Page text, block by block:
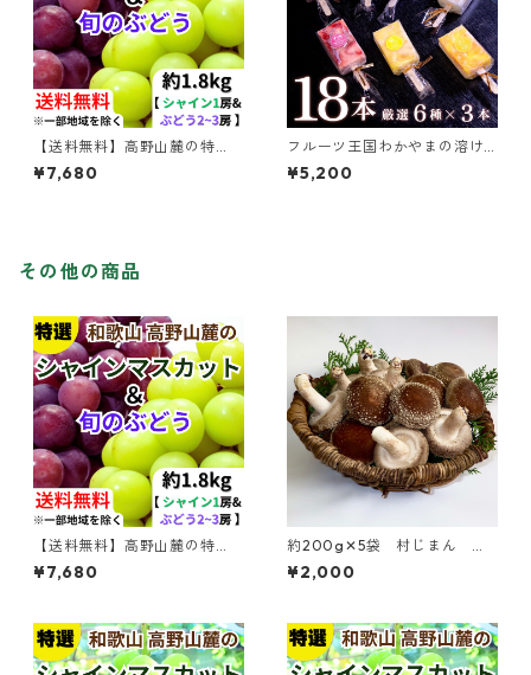
【送料無料】高野山麓の特
選 シャインマスカット＆旬
のぶどう セット 約1.8kg 【和
¥7,680
フルーツ王国わかやまの溶け
ない「アイス葛バー」18本（厳
選6種×3本 / 2箱）
¥5,200
その他の商品
【送料無料】高野山麓の特
選 シャインマスカット＆旬
のぶどう セット 約1.8kg 【和
¥7,680
約200g✕5袋 村じまん 龍
神生しいたけ 大ぶり 肉
厚 菌床栽培
¥2,000